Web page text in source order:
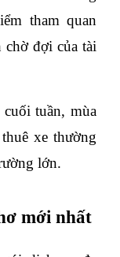
tham quan
đợi của tài
tuần, mùa
xe thường
lớn.
mới nhất